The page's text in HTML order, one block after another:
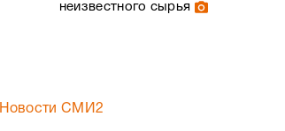
неизвестного сырья
Новости СМИ2